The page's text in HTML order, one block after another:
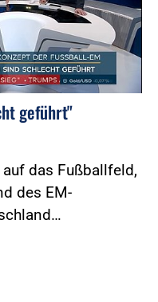
geführt"
das Fußballfeld,
des EM-